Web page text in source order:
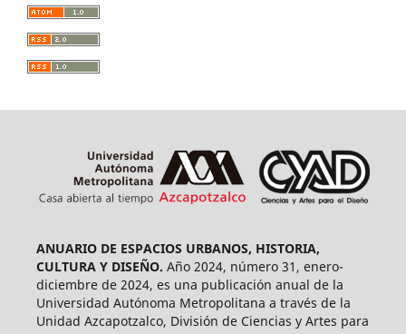
ANUARIO DE ESPACIOS URBANOS, HISTORIA,
CULTURA Y DISEÑO. Año 2024, número 31, enero-
diciembre de 2024, es una publicación anual de la
Universidad Autónoma Metropolitana a través de la
Unidad Azcapotzalco, División de Ciencias y Artes para